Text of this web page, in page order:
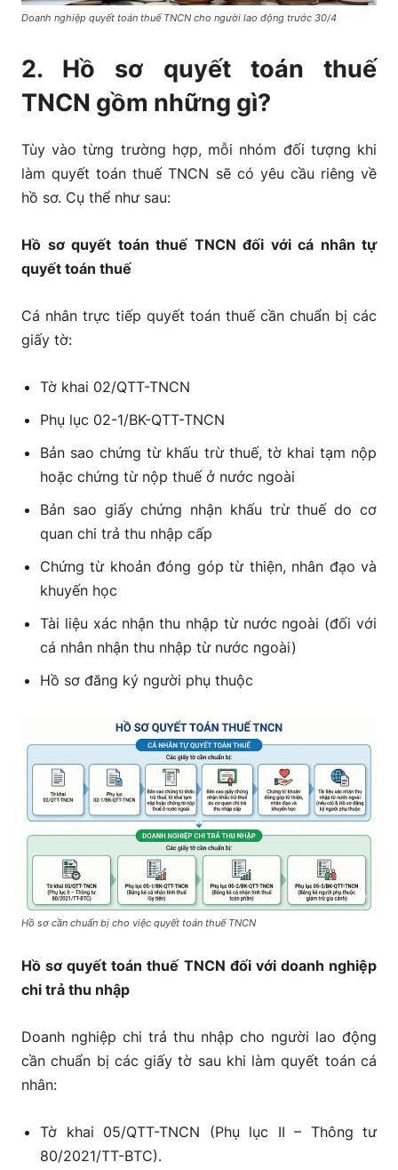
Doanh nghiệp quyết toán thuế TNCN cho người lao động trước 30/4
2. Hồ sơ quyết toán thuế
TNCN gồm những gì?
Tùy vào từng trường hợp, mỗi nhóm đối tượng khi
làm quyết toán thuế TNCN sẽ có yêu cầu riêng về
hồ sơ. Cụ thể như sau:
Hồ sơ quyết toán thuế TNCN đối với cá nhân tự
quyết toán thuế
Cá nhân trực tiếp quyết toán thuế cần chuẩn bị các
giấy tờ:
Tờ khai 02/QTT-TNCN
Phụ lục 02-1/BK-QTT-TNCN
Bản sao chứng từ khấu trừ thuế, tờ khai tạm nộp
hoặc chứng từ nộp thuế ở nước ngoài
Bản sao giấy chứng nhận khấu trừ thuế do cơ
quan chi trả thu nhập cấp
Chứng từ khoản đóng góp từ thiện, nhân đạo và
khuyến học
Tài liệu xác nhận thu nhập từ nước ngoài (đối với
cá nhân nhận thu nhập từ nước ngoài)
Hồ sơ đăng ký người phụ thuộc
Hồ sơ cần chuẩn bị cho việc quyết toán thuế TNCN
Hồ sơ quyết toán thuế TNCN đối với doanh nghiệp
chi trả thu nhập
Doanh nghiệp chi trả thu nhập cho người lao động
cần chuẩn bị các giấy tờ sau khi làm quyết toán cá
nhân:
Tờ khai 05/QTT-TNCN (Phụ lục II – Thông tư
80/2021/TT-BTC).